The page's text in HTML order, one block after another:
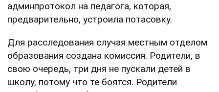
админпротокол на педагога, которая,
предварительно, устроила потасовку.
Для расследования случая местным отделом
образования создана комиссия. Родители, в
свою очередь, три дня не пускали детей в
школу, потому что те боятся. Родители